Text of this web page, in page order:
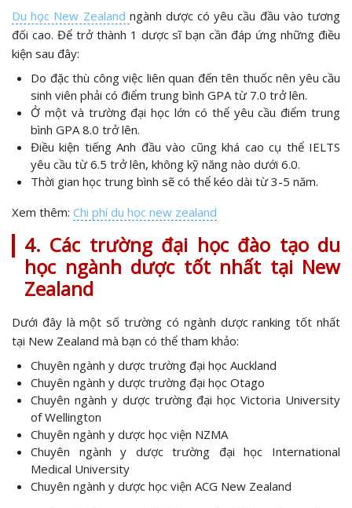
Du học New Zealand ngành dược có yêu cầu đầu vào tương
đối cao. Để trở thành 1 dược sĩ bạn cần đáp ứng những điều
kiện sau đây:
Do đặc thù công việc liên quan đến tên thuốc nên yêu cầu
sinh viên phải có điểm trung bình GPA từ 7.0 trở lên.
Ở một và trường đại học lớn có thể yêu cầu điểm trung
bình GPA 8.0 trở lên.
Điều kiện tiếng Anh đầu vào cũng khá cao cụ thể IELTS
yêu cầu từ 6.5 trở lên, không kỹ năng nào dưới 6.0.
Thời gian học trung bình sẽ có thể kéo dài từ 3-5 năm.
Xem thêm: Chi phí du học new zealand
4. Các trường đại học đào tạo du
học ngành dược tốt nhất tại New
Zealand
Dưới đây là một số trường có ngành dược ranking tốt nhất
tại New Zealand mà bạn có thể tham khảo:
Chuyên ngành y dược trường đại học Auckland
Chuyên ngành y dược trường đại học Otago
Chuyên ngành y dược trường đại học Victoria University
of Wellington
Chuyên ngành y dược học viện NZMA
Chuyên ngành y dược trường đại học International
Medical University
Chuyên ngành y dược học viện ACG New Zealand